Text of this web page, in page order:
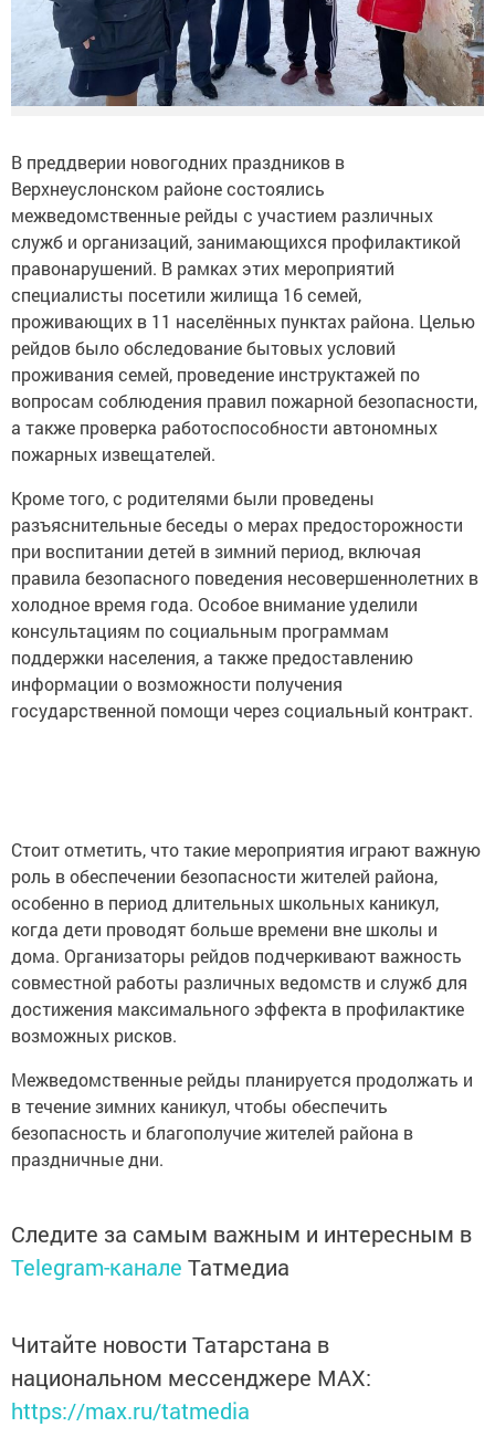
В преддверии новогодних праздников в
Верхнеуслонском районе состоялись
межведомственные рейды с участием различных
служб и организаций, занимающихся профилактикой
правонарушений. В рамках этих мероприятий
специалисты посетили жилища 16 семей,
проживающих в 11 населённых пунктах района. Целью
рейдов было обследование бытовых условий
проживания семей, проведение инструктажей по
вопросам соблюдения правил пожарной безопасности,
а также проверка работоспособности автономных
пожарных извещателей.
Кроме того, с родителями были проведены
разъяснительные беседы о мерах предосторожности
при воспитании детей в зимний период, включая
правила безопасного поведения несовершеннолетних в
холодное время года. Особое внимание уделили
консультациям по социальным программам
поддержки населения, а также предоставлению
информации о возможности получения
государственной помощи через социальный контракт.
Стоит отметить, что такие мероприятия играют важную
роль в обеспечении безопасности жителей района,
особенно в период длительных школьных каникул,
когда дети проводят больше времени вне школы и
дома. Организаторы рейдов подчеркивают важность
совместной работы различных ведомств и служб для
достижения максимального эффекта в профилактике
возможных рисков.
Межведомственные рейды планируется продолжать и
в течение зимних каникул, чтобы обеспечить
безопасность и благополучие жителей района в
праздничные дни.
Следите за самым важным и интересным в
Telegram-канале Татмедиа
Читайте новости Татарстана в
национальном мессенджере MАХ:
https://max.ru/tatmedia